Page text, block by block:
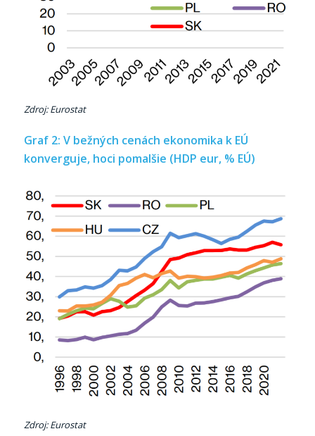
Zdroj: Eurostat
Graf 2: V bežných cenách ekonomika k EÚ
konverguje, hoci pomalšie (HDP eur, % EÚ)
Zdroj: Eurostat